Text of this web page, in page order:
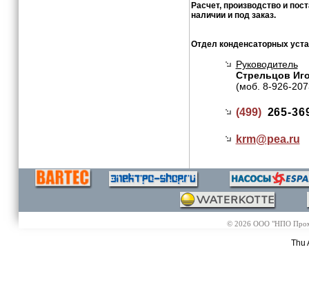
Расчет, производство и
наличии и под заказ.
Отдел конденсаторных
Руководитель
Стрельцов
(моб. 8-926-
(499) 265-
krm@pea.ru
© 2026 ООО "НПО
Thu